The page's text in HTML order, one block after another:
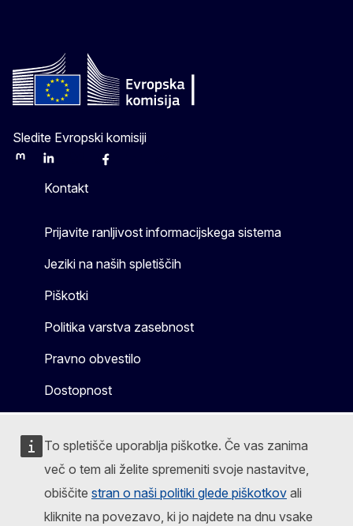
To spletišče uporablja piškotke. Če vas zanima
več o tem ali želite spremeniti svoje nastavitve,
obiščite stran o naši politiki glede piškotkov ali
kliknite na povezavo, ki jo najdete na dnu vsake
Sledite Evropski komisiji
MastodonLinkedInBlueskyFacebook
Kontakt
Prijavite ranljivost informacijskega sistema
Jeziki na naših spletiščih
Piškotki
Politika varstva zasebnost
Pravno obvestilo
Dostopnost